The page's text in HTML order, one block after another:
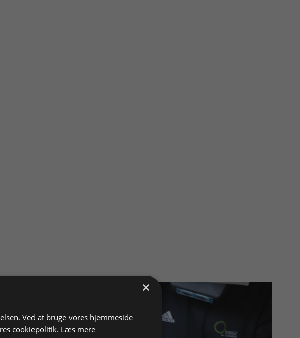
×
Ved at bruge vores hjemmeside
cookiepolitik. Læs mere